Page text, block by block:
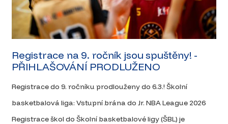
Registrace na 9. ročník jsou spuštěny! -
PŘIHLAŠOVÁNÍ PRODLUŽENO
Registrace do 9. ročníku prodlouženy do 6.3.! Školní
basketbalová liga: Vstupní brána do Jr. NBA League 2026
Registrace škol do Školní basketbalové ligy (ŠBL) je